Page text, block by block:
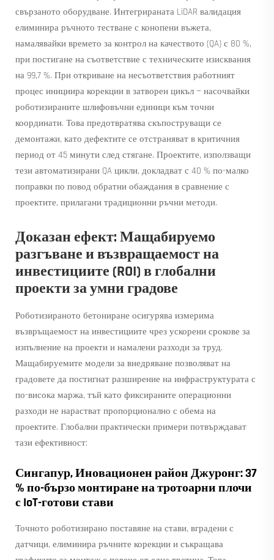
свързаното оборудване. Интегрираната LiDAR валидация
елиминира ръчното тестване с конопени въжета,
намалявайки времето за контрол на качеството (QA) с 80 %,
при постигане на съответствие с техническите изисквания
на 99,7 %. При откриване на несъответствия работният
процес инициира корекции в затворен цикъл — насочвайки
роботизираните шлифовъчни единици към точни
координати. Това предотвратява скъпоструващи се
демонтажи, като дефектите се отстраняват в критичния
период от 45 минути след стягане. Проектите, използващи
тези автоматизирани QA цикли, докладват с 40 % по-малко
поправки по повод обратни обаждания в сравнение с
проектите, прилагани традиционни ръчни методи.
Доказан ефект: Мащабируемо
разгъване и възвращаемост на
инвестициите (ROI) в глобални
проекти за умни градове
Роботизираното бетониране осигурява измерима
възвръщаемост на инвестициите чрез ускорени срокове за
изпълнение на проекти и намалени разходи за труд.
Мащабируемите модели за внедряване позволяват на
градовете да постигнат разширение на инфраструктурата с
по-висока маржа, тъй като фиксираните операционни
разходи не нарастват пропорционално с обема на
проектите. Глобални практически примери потвърждават
тази ефективност:
Сингапур, Иновационен район Джуронг: 37
% по-бързо монтиране на тротоарни плочи
с IoT-готови стави
Точното роботизирано поставяне на стави, вградени с
датчици, елиминира ръчните корекции и съкращава